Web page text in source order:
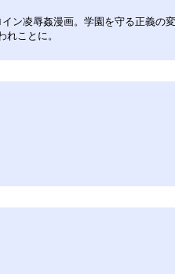
ン凌辱姦漫画。学園を守る正義
ことに。